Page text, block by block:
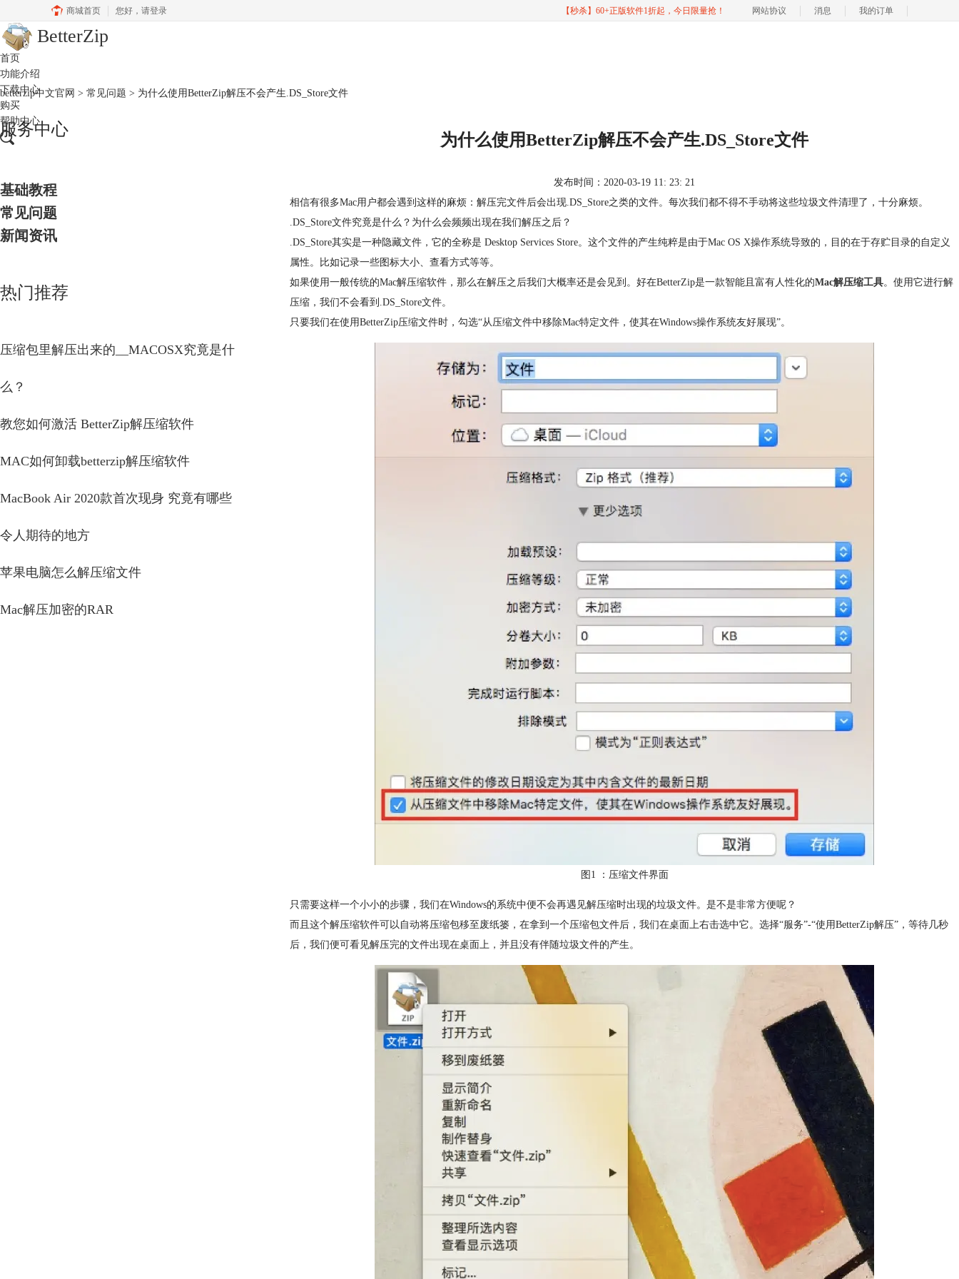
商城首页 您好， 请登录 【秒杀】60+正版软件1折起，今日限量抢！ 网站协议 消息 我的订单
BetterZip
首页
功能介绍
下载中心
购买
帮助中心
betterzip中文官网 > 常见问题 > 为什么使用BetterZip解压不会产生.DS_Store文件
服务中心
基础教程
常见问题
新闻资讯
热门推荐
压缩包里解压出来的__MACOSX究竟是什
么？
教您如何激活 BetterZip解压缩软件
MAC如何卸载betterzip解压缩软件
MacBook Air 2020款首次现身 究竟有哪些
令人期待的地方
苹果电脑怎么解压缩文件
Mac解压加密的RAR
为什么使用BetterZip解压不会产生.DS_Store文件
发布时间：2020-03-19 11: 23: 21
相信有很多Mac用户都会遇到这样的麻烦：解压完文件后会出现.DS_Store之类的文件。每次我们都不得不手动将这些垃圾文件清理了，十分麻烦。
.DS_Store文件究竟是什么？为什么会频频出现在我们解压之后？
.DS_Store其实是一种隐藏文件，它的全称是 Desktop Services Store。这个文件的产生纯粹是由于Mac OS X操作系统导致的，目的在于存贮目录的自定义
属性。比如记录一些图标大小、查看方式等等。
如果使用一般传统的Mac解压缩软件，那么在解压之后我们大概率还是会见到。好在BetterZip是一款智能且富有人性化的Mac解压缩工具。使用它进行解
压缩，我们不会看到.DS_Store文件。
只要我们在使用BetterZip压缩文件时，勾选“从压缩文件中移除Mac特定文件，使其在Windows操作系统友好展现”。
图1 ：压缩文件界面
只需要这样一个小小的步骤，我们在Windows的系统中便不会再遇见解压缩时出现的垃圾文件。是不是非常方便呢？
而且这个解压缩软件可以自动将压缩包移至废纸篓，在拿到一个压缩包文件后，我们在桌面上右击选中它。选择“服务”-“使用BetterZip解压”，等待几秒
后，我们便可看见解压完的文件出现在桌面上，并且没有伴随垃圾文件的产生。